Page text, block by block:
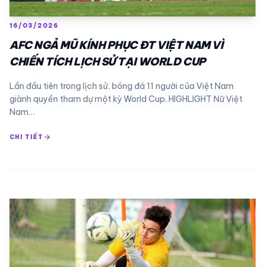
16/03/2026
AFC NGẢ MŨ KÍNH PHỤC ĐT VIỆT NAM VÌ
CHIẾN TÍCH LỊCH SỬ TẠI WORLD CUP
Lần đầu tiên trong lịch sử, bóng đá 11 người của Việt Nam
giành quyền tham dự một kỳ World Cup. HIGHLIGHT Nữ Việt
Nam…
CHI TIẾT arrow_forward